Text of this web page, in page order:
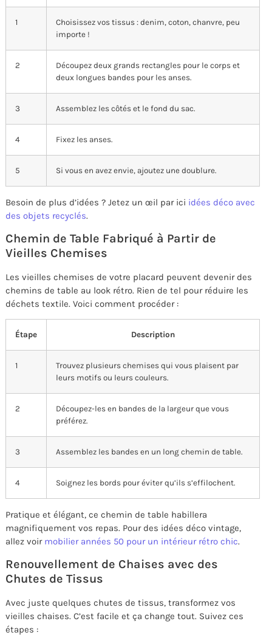
1
Choisissez vos tissus : denim, coton, chanvre, peu
importe !
2
Découpez deux grands rectangles pour le corps et
deux longues bandes pour les anses.
3 Assemblez les côtés et le fond du sac.
4 Fixez les anses.
5 Si vous en avez envie, ajoutez une doublure.
Besoin de plus d’idées ? Jetez un œil par ici idées déco avec
des objets recyclés.
Chemin de Table Fabriqué à Partir de
Vieilles Chemises
Les vieilles chemises de votre placard peuvent devenir des
chemins de table au look rétro. Rien de tel pour réduire les
déchets textile. Voici comment procéder :
Étape Description
1
Trouvez plusieurs chemises qui vous plaisent par
leurs motifs ou leurs couleurs.
2
Découpez-les en bandes de la largeur que vous
préférez.
3 Assemblez les bandes en un long chemin de table.
4 Soignez les bords pour éviter qu’ils s’effilochent.
Pratique et élégant, ce chemin de table habillera
magnifiquement vos repas. Pour des idées déco vintage,
allez voir mobilier années 50 pour un intérieur rétro chic.
Renouvellement de Chaises avec des
Chutes de Tissus
Avec juste quelques chutes de tissus, transformez vos
vieilles chaises. C’est facile et ça change tout. Suivez ces
étapes :